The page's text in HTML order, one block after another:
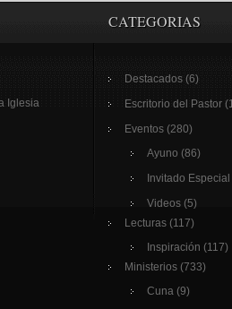
Iglesia
CATEGORIAS
Destacados (6)
Escritorio del Pastor
Eventos (280)
Ayuno (86)
Invitado Especial
Videos (5)
Lecturas (117)
Inspiración (117)
Ministerios (733)
Cuna (9)